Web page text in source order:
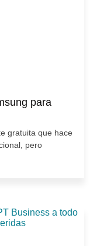
para
gratuita que hace
pero